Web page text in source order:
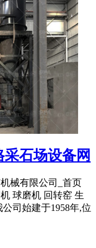
石场设备网
械有限公司_首页
球磨机 回转窑 生
司始建于1958年,位